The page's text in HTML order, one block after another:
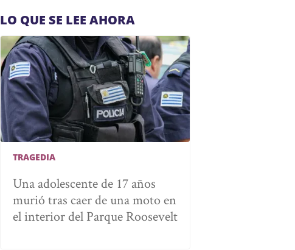
LO QUE SE LEE AHORA
TRAGEDIA
Una adolescente de 17 años
murió tras caer de una moto en
el interior del Parque Roosevelt